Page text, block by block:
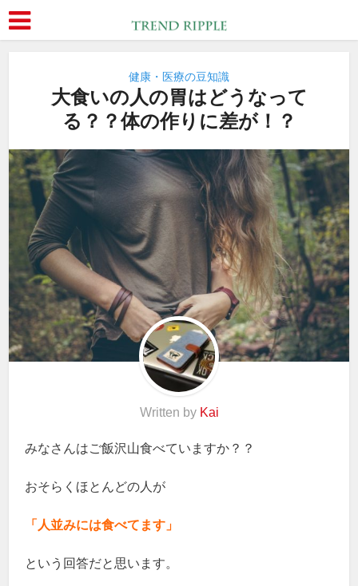
健康・医療の豆知識
大食いの人の胃はどうなって
る？？体の作りに差が！？
Written by Kai
みなさんはご飯沢山食べていますか？？
おそらくほとんどの人が
「人並みには食べてます」
という回答だと思います。